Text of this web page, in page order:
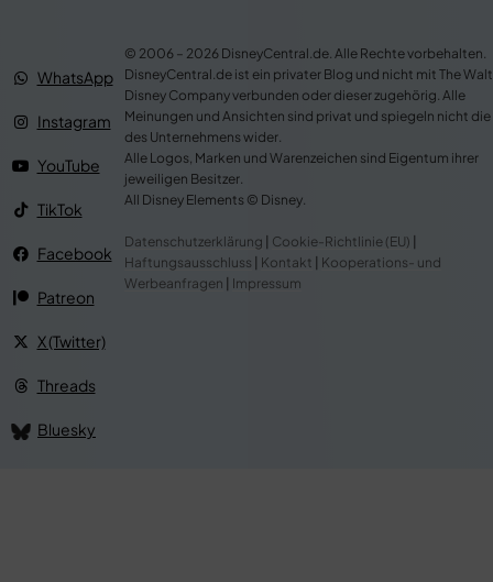
WhatsApp
Instagram
YouTube
TikTok
Facebook
Patreon
X (Twitter)
Threads
Bluesky
© 2006 – 2026 DisneyCentral.de. Alle Rechte vorbehalten.
DisneyCentral.de ist ein privater Blog und nicht mit The Walt
Disney Company verbunden oder dieser zugehörig. Alle
Meinungen und Ansichten sind privat und spiegeln nicht die
des Unternehmens wider.
Alle Logos, Marken und Warenzeichen sind Eigentum ihrer
jeweiligen Besitzer.
All Disney Elements © Disney.
Datenschutzerklärung Cookie-Richtlinie (EU)
Haftungsausschluss
Kontakt
Kooperations- und
Werbeanfragen
Impressum